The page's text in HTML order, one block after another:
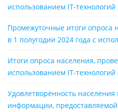
использованием IT-технологий
Промежуточные итоги опроса
в 1 полугодии 2024 года с
Итоги опроса населения,
использованием IT-технологий
Удовлетворённость
информации,